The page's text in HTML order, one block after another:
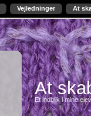
Vejledninger At
At
Et indblik i mine